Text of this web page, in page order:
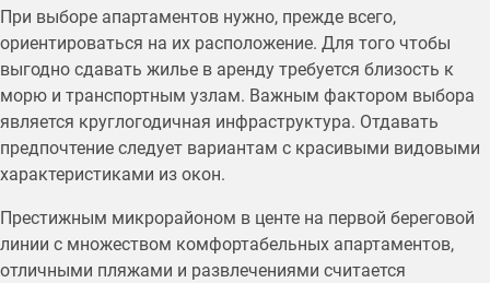
При выборе апартаментов нужно, прежде всего,
ориентироваться на их расположение. Для того чтобы
выгодно сдавать жилье в аренду требуется близость к
морю и транспортным узлам. Важным фактором выбора
является круглогодичная инфраструктура. Отдавать
предпочтение следует вариантам с красивыми видовыми
характеристиками из окон.
Престижным микрорайоном в центе на первой береговой
линии с множеством комфортабельных апартаментов,
отличными пляжами и развлечениями считается